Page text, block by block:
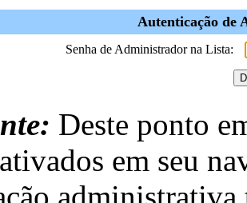
Autenticação de
Senha de Administrador na Lista:
Deste ponto
em seu